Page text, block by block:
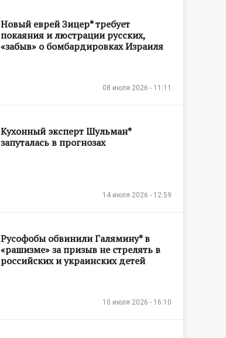
Новый еврей Зицер* требует
покаяния и люстрации русских,
«забыв» о бомбардировках Израиля
08 июля 2026 - 11:11
Кухонный эксперт Шульман*
запуталась в прогнозах
14 июля 2026 - 12:59
Русофобы обвинили Галямину* в
«рашизме» за призыв не стрелять в
российских и украинских детей
10 июля 2026 - 16:10